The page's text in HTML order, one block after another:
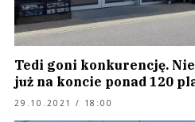
Tedi goni konkurencję.
już na koncie ponad 120
29.10.2021 / 18:00